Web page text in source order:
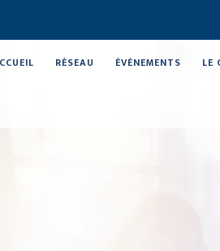
RÉSEAU ÉVÉNEMENTS LE